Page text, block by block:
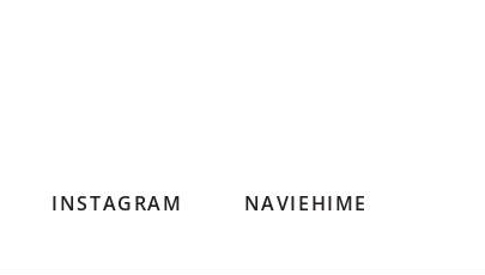
INSTAGRAM NAVIEHIME